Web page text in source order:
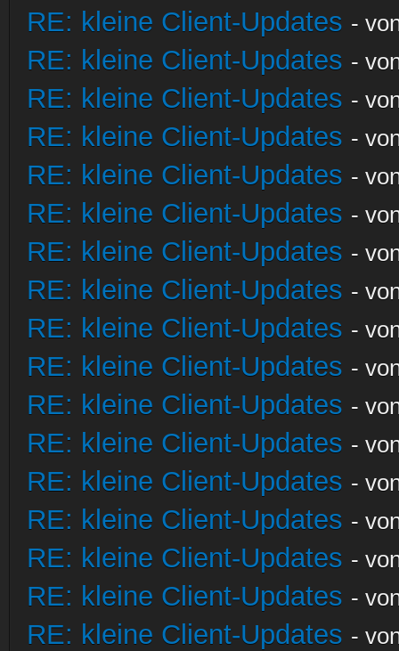
RE: kleine Client-Updates -
RE: kleine Client-Updates -
RE: kleine Client-Updates -
RE: kleine Client-Updates -
RE: kleine Client-Updates -
RE: kleine Client-Updates -
RE: kleine Client-Updates -
RE: kleine Client-Updates -
RE: kleine Client-Updates -
RE: kleine Client-Updates -
RE: kleine Client-Updates -
RE: kleine Client-Updates -
RE: kleine Client-Updates -
RE: kleine Client-Updates -
RE: kleine Client-Updates -
RE: kleine Client-Updates -
RE: kleine Client-Updates -